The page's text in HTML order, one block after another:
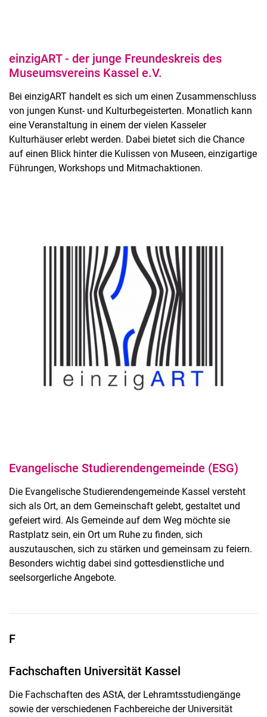
einzigART - der junge Freundeskreis des
Museumsvereins Kassel e.V.
Bei einzigART handelt es sich um einen Zusammenschluss
von jungen Kunst- und Kulturbegeisterten. Monatlich kann
eine Veranstaltung in einem der vielen Kasseler
Kulturhäuser erlebt werden. Dabei bietet sich die Chance
auf einen Blick hinter die Kulissen von Museen, einzigartige
Führungen, Workshops und Mitmachaktionen.
Evangelische Studierendengemeinde (ESG)
Die Evangelische Studierendengemeinde Kassel versteht
sich als Ort, an dem Gemeinschaft gelebt, gestaltet und
gefeiert wird. Als Gemeinde auf dem Weg möchte sie
Rastplatz sein, ein Ort um Ruhe zu finden, sich
auszutauschen, sich zu stärken und gemeinsam zu feiern.
Besonders wichtig dabei sind gottesdienstliche und
seelsorgerliche Angebote.
F
Fachschaften Universität Kassel
Die Fachschaften des AStA, der Lehramtsstudiengänge
sowie der verschiedenen Fachbereiche der Universität